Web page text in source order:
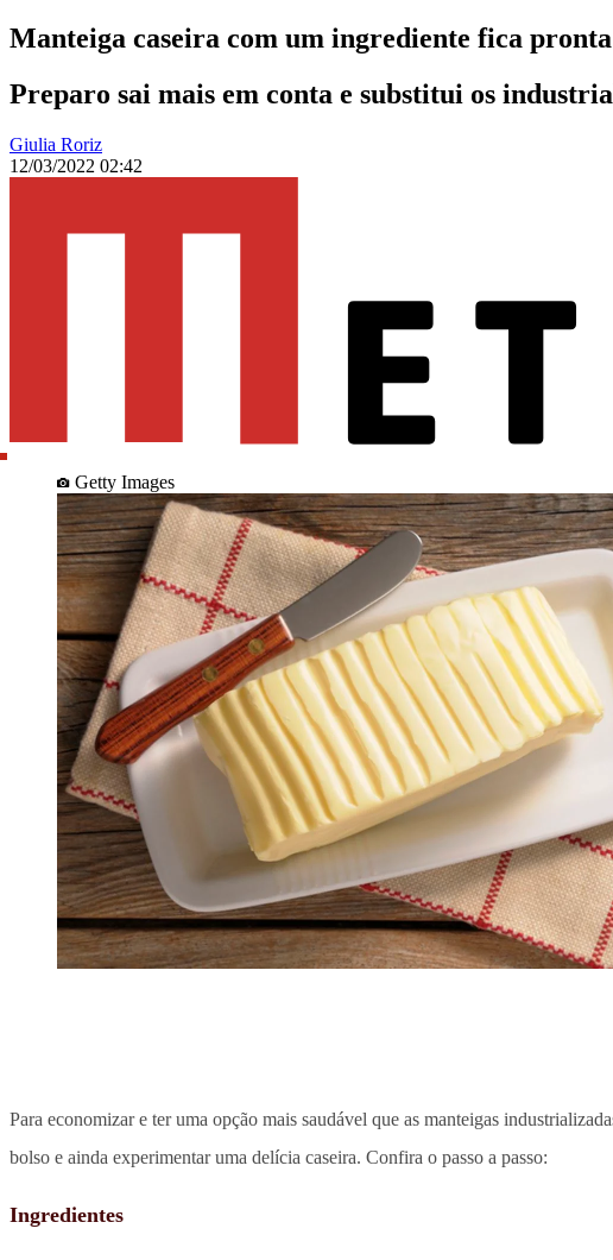
Manteiga caseira com um ingrediente fica
Preparo sai mais em conta e substitui os
Giulia Roriz
12/03/2022 02:42
Getty Images
Para economizar e ter uma opção mais saudável que as manteigas
bolso e ainda experimentar uma delícia caseira. Confira o passo a passo:
Ingredientes